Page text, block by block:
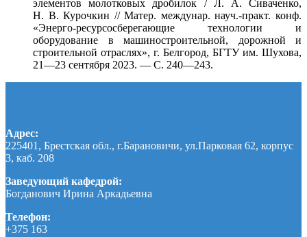
элементов молотковых дробилок / Л. А. Сиваченко,
Н. В. Курочкин // Матер. междунар. науч.-практ. конф.
«Энерго-ресурсосберегающие технологии и
оборудование в машиностроительной, дорожной и
строительной отраслях», г. Белгород, БГТУ им. Шухова,
21—23 сентября 2023. — С. 240—243.
Адрес:
225401, Брестская обл., г.Барановичи, ул.Парковая 62, корпус
3, каб. 208
Заведующий кафедрой:
Богданович Ирина Аркадьевна
Телефон:
+375 163